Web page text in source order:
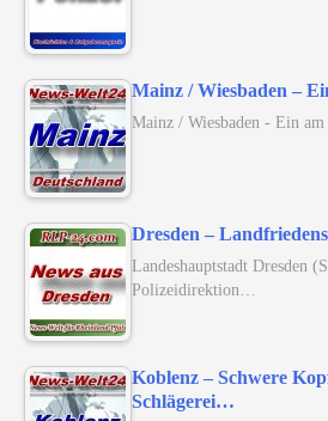
Mainz / Wiesbaden –
Mainz / Wiesbaden - Ein
Dresden –
Landeshauptstadt Dresden
Polizeidirektion…
Koblenz – Schwere
Schlägerei…